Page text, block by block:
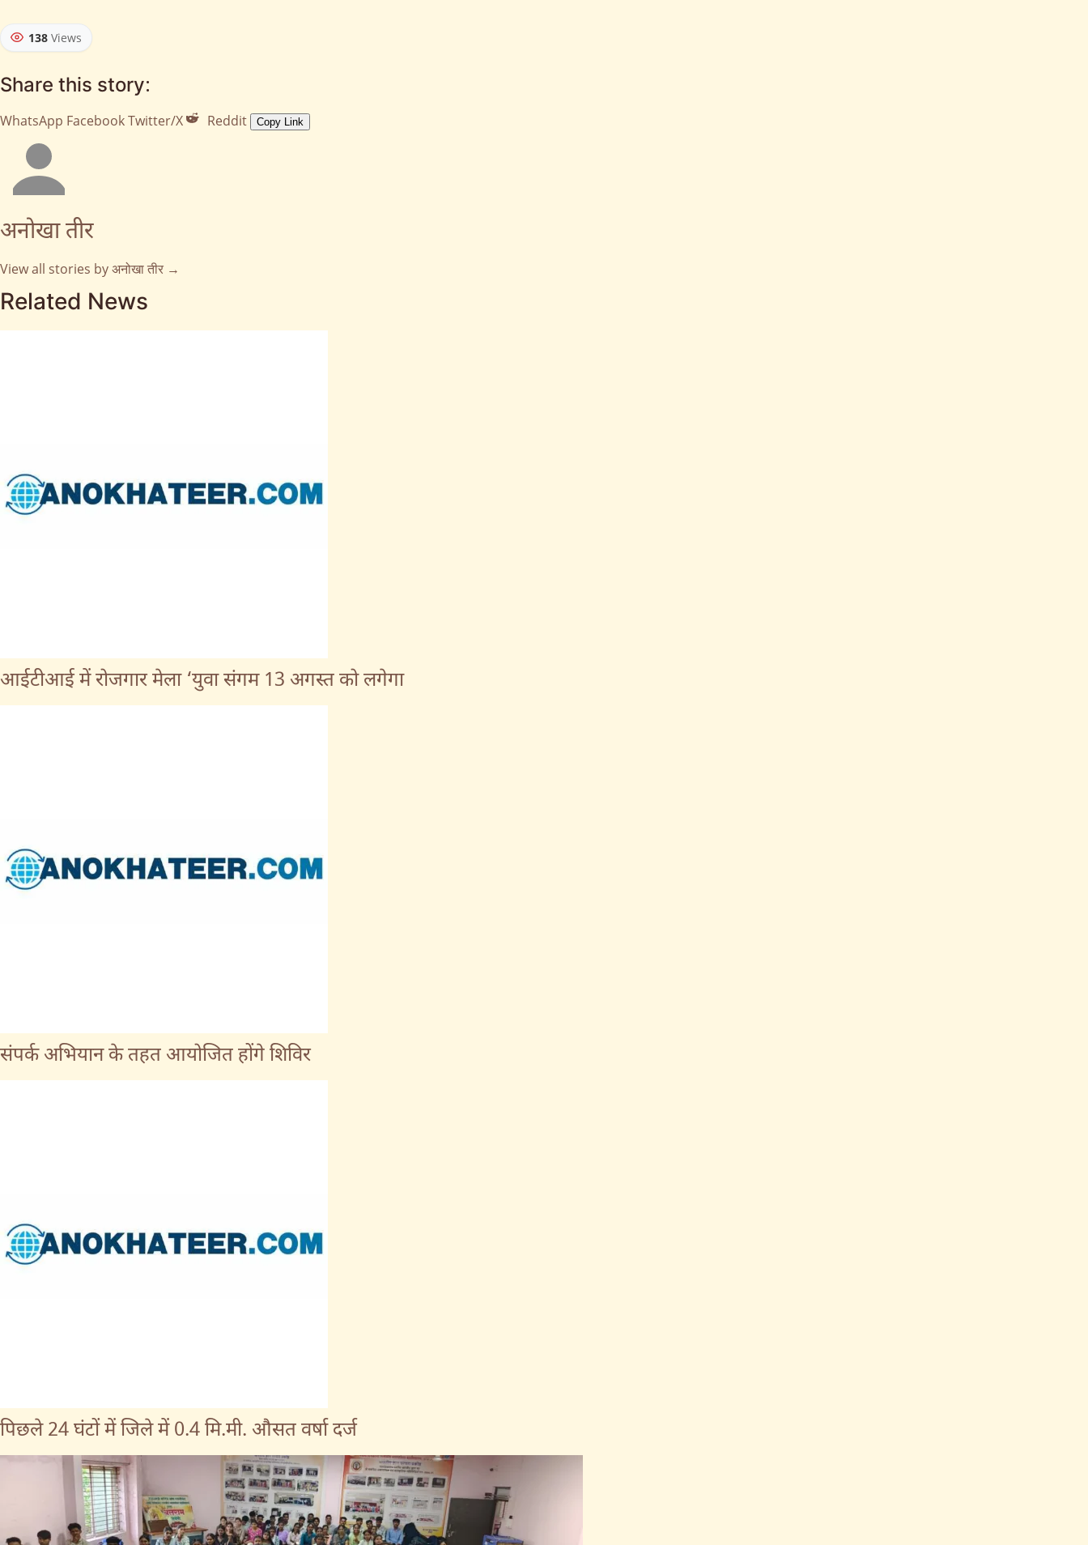
138 Views
Share this story:
WhatsApp FacebookTwitter/X Reddit Copy Link
अनोखा तीर
View all stories by अनोखा तीर →
Related News
आईटीआई में रोजगार मेला ‘युवा संगम 13 अगस्त को लगेगा
संपर्क अभियान के तहत आयोजित होंगे शिविर
पिछले 24 घंटों में जिले में 0.4 मि.मी. औसत वर्षा दर्ज